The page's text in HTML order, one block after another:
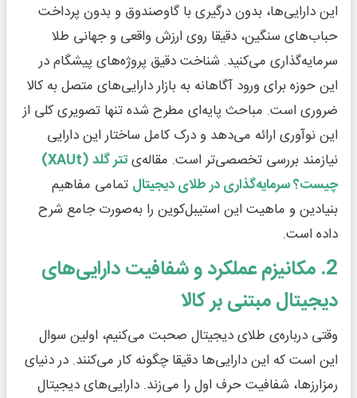
این دارایی‌ها، بدون درگیری با گاوصندوق و بدون پرداخت
حباب‌های سنگین، دقیقا روی ارزش واقعی و جهانی طلا
سرمایه‌گذاری می‌کنید. شناخت دقیق پروژه‌های پیشگام در
این حوزه برای ورود آگاهانه به بازار دارایی‌های متصل به کالا
ضروری است. مباحث پایه‌ای مطرح شده تنها تصویری کلی از
این نوآوری ارائه می‌دهد و درک کامل ساختار این دارایی
نیازمند بررسی تخصصی‌تر است. مقاله‌یتتر گلد (XAUt
)
چیست؟ سرمایه‌گذاری در طلای دیجیتال تمامی مفاهیم
بنیادین و ماهیت این استیبل‌کوین را به‌صورت جامع شرح
داده است.
2. مکانیزم عملکرد و شفافیت دارایی‌های
دیجیتال مبتنی بر کالا
وقتی درباره‌ی طلای دیجیتال صحبت می‌کنیم، اولین سوال
این است که این دارایی‌ها دقیقا چگونه کار می‌کنند. در دنیای
رمزارزها، شفافیت حرف اول را می‌زند. دارایی‌های دیجیتال